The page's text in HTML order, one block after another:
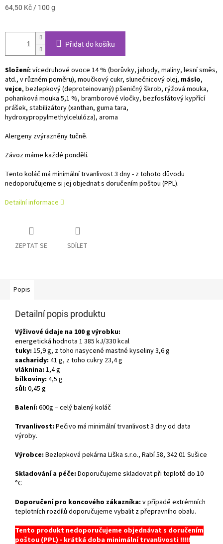
Měrná
64,50 Kč / 100 g
Přidat do košíku
Složení: vícedruhové ovoce 14 % (borůvky, jahody, maliny, lesní směs,
atd., v různém poměru), moučkový cukr, slunečnicový olej, máslo,
vejce, bezlepkový (deproteinovaný) pšeničný škrob, rýžová mouka,
pohanková mouka 5,1 %, bramborové vločky, bezfosfátový kypřící
prášek, stabilizátory (xanthan, guma tara,
hydroxypropylmethylcelulóza), aroma
Alergeny zvýrazněny tučně.
Závoz máme každé pondělí.
Tento koláč má minimální trvanlivost 3 dny - z tohoto důvodu
nedoporučujeme si jej objednat s doručením poštou (PPL).
Detailní informace
ZEPTAT SE SDÍLET
Popis
Detailní popis produktu
Výživové údaje na 100 g výrobku:
energetická hodnota 1 385 kJ/330kcal
tuky: 15,9g, z toho nasycené mastné kyseliny3,6g
sacharidy: 41 g, z toho cukry 23,4g
vláknina: 1,4g
bílkoviny: 4,5 g
sůl: 0,45 g
Balení: 600g – celý balený koláč
Trvanlivost: Pečivo má minimální trvanlivost 3 dny od data
výroby.
Výrobce: Bezlepková pekárna Liška s.r.o., Rabí 58, 342 01 Sušice
Skladování a péče: Doporučujeme skladovat při teplotě do 10
°C
Doporučení pro koncového zákazníka: v případě extrémních
teplotních rozdílů doporučujeme vybalit z přepravního obalu.
Tento produkt nedoporučujeme objednávat s doručením
poštou (PPL) - krátká doba minimální trvanlivosti !!!!!